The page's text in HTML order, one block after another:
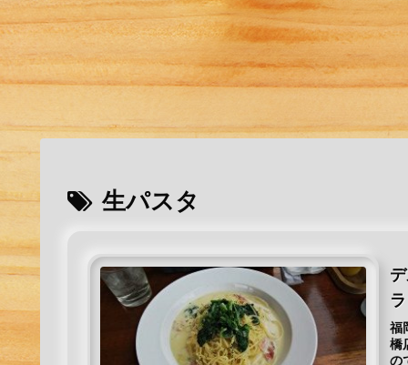
生パスタ
福
橋
の